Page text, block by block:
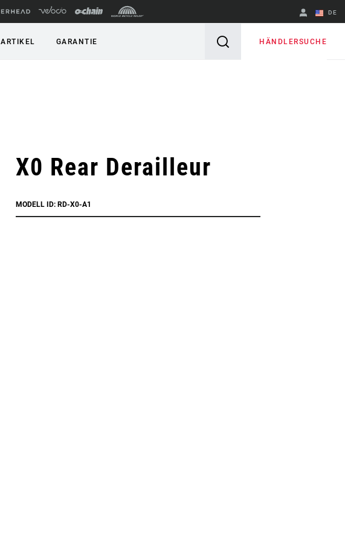
DE
Englisch
ARTIKEL GARANTIE HÄNDLERSUCHE
X0 Rear Derailleur
MODELL ID: RD-X0-A1